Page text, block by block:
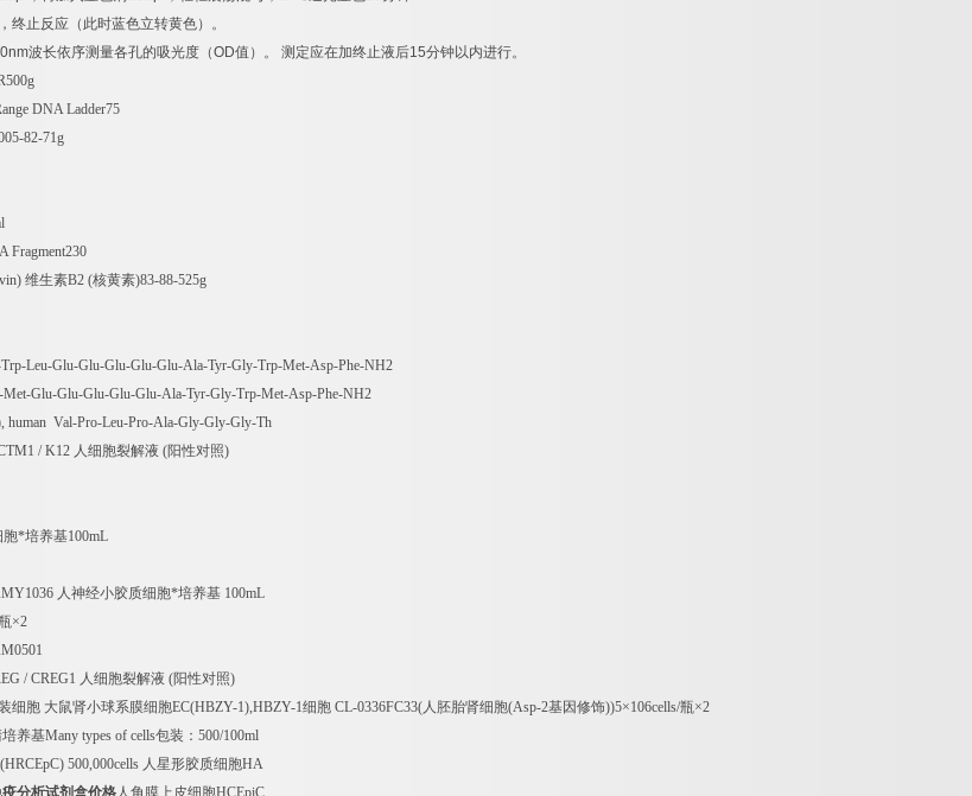
，终止反应（此时蓝色立转黄色）。
波长依序测量各孔的吸光度（OD值）。 测定应在加终止液后15分钟以内进行。
DNA Ladder75
82-71g
Fragment230
维生素B2 (核黄素)83-88-525g
Leu-Glu-Glu-Glu-Glu-Glu-Ala-Tyr-Gly-Trp-Met-Asp-Phe-NH2
Glu-Glu-Glu-Glu-Glu-Ala-Tyr-Gly-Trp-Met-Asp-Phe-NH2
human Val-Pro-Leu-Pro-Ala-Gly-Gly-Gly-Th
/ K12 人细胞裂解液 (阳性对照)
胞*培养基100mL
人神经小胶质细胞*培养基 100mL
×2
/ CREG1 人细胞裂解液 (阳性对照)
细胞 大鼠肾小球系膜细胞EC(HBZY-1),HBZY-1细胞 CL-0336FC33(人胚胎肾细胞(Asp-2基因修饰))5×106cells/瓶×2
养基Many types of cells包装： 500/100ml
(HRCEpC) 500,000cells 人星形胶质细胞HA
分析试剂盒价格人角膜上皮细胞HCEpiC